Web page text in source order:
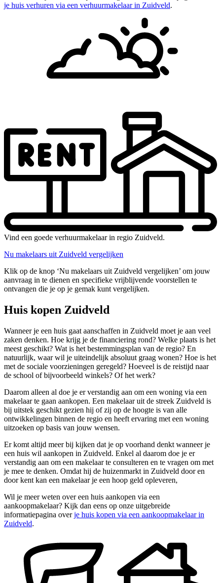
je huis verhuren via een verhuurmakelaar in Zuidveld.
Vind een goede verhuurmakelaar in regio Zuidveld.
Nu makelaars uit Zuidveld vergelijken
Klik op de knop ‘Nu makelaars uit Zuidveld vergelijken’ om jouw
aanvraag in te dienen en specifieke vrijblijvende voorstellen te
ontvangen die je op je gemak kunt vergelijken.
Huis kopen Zuidveld
Wanneer je een huis gaat aanschaffen in Zuidveld moet je aan veel
zaken denken. Hoe krijg je de financiering rond? Welke plaats is het
meest geschikt? Wat is het bestemmingsplan van de regio? En
natuurlijk, waar wil je uiteindelijk absoluut graag wonen? Hoe is het
met de sociale voorzieningen geregeld? Hoeveel is de reistijd naar
de school of bijvoorbeeld winkels? Of het werk?
Daarom alleen al doe je er verstandig aan om een woning via een
makelaar te gaan aankopen. Een makelaar uit de streek Zuidveld is
bij uitstek geschikt gezien hij of zij op de hoogte is van alle
ontwikkelingen binnen de regio en heeft ervaring met een woning
uitzoeken op basis van jouw wensen.
Er komt altijd meer bij kijken dat je op voorhand denkt wanneer je
een huis wil aankopen in Zuidveld. Enkel al daarom doe je er
verstandig aan om een makelaar te consulteren en te vragen om met
je mee te denken. Omdat hij de huizenmarkt in Zuidveld door en
door kent kan een makelaar je een hoop geld opleveren,
Wil je meer weten over een huis aankopen via een
aankoopmakelaar? Kijk dan eens op onze uitgebreide
informatiepagina overje huis kopen via een aankoopmakelaar in
Zuidveld.